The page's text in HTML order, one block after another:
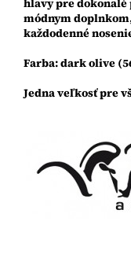
hlavy pre dokonalé
módnym
každodenné
Farba: dark olive
Jedna veľkosť pre